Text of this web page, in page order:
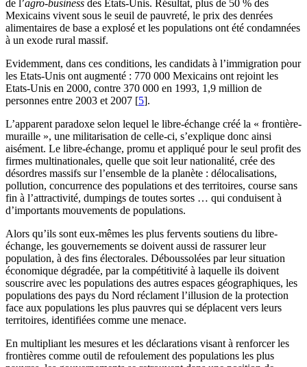
de l’agro-business des Etats-Unis. Résultat, plus de 50 % des
Mexicains vivent sous le seuil de pauvreté, le prix des denrées
alimentaires de base a explosé et les populations ont été condamnées
à un exode rural massif.
Evidemment, dans ces conditions, les candidats à l’immigration pour
les Etats-Unis ont augmenté : 770 000 Mexicains ont rejoint les
Etats-Unis en 2000, contre 370 000 en 1993, 1,9 million de
personnes entre 2003 et 2007 [5].
L’apparent paradoxe selon lequel le libre-échange créé la « frontière-
muraille », une militarisation de celle-ci, s’explique donc ainsi
aisément. Le libre-échange, promu et appliqué pour le seul profit des
firmes multinationales, quelle que soit leur nationalité, crée des
désordres massifs sur l’ensemble de la planète : délocalisations,
pollution, concurrence des populations et des territoires, course sans
fin à l’attractivité, dumpings de toutes sortes … qui conduisent à
d’importants mouvements de populations.
Alors qu’ils sont eux-mêmes les plus fervents soutiens du libre-
échange, les gouvernements se doivent aussi de rassurer leur
population, à des fins électorales. Déboussolées par leur situation
économique dégradée, par la compétitivité à laquelle ils doivent
souscrire avec les populations des autres espaces géographiques, les
populations des pays du Nord réclament l’illusion de la protection
face aux populations les plus pauvres qui se déplacent vers leurs
territoires, identifiées comme une menace.
En multipliant les mesures et les déclarations visant à renforcer les
frontières comme outil de refoulement des populations les plus